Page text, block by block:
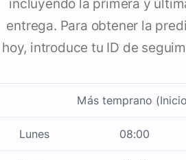
incluyendo la primera y
entrega. Para obtener la
hoy, introduce tu ID de
Más temprano
Lunes 08:00